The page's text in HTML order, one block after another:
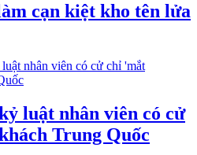
cạn kiệt kho tên lửa
luật nhân viên có cử
Trung Quốc